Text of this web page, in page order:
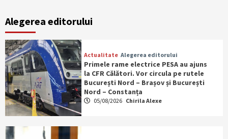
Alegerea editorului
Actualitate Alegerea editorului
Primele rame electrice PESA au ajuns
la CFR Călători. Vor circula pe rutele
București Nord – Brașov și București
Nord – Constanța
05/08/2026 Chirila Alexe